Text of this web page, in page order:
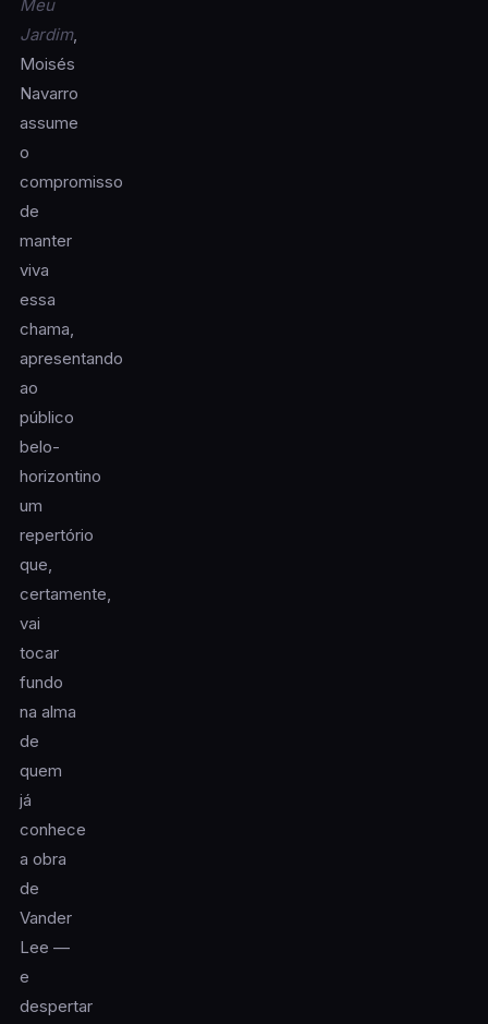
Meu
Jardim,
Moisés
Navarro
assume
o
compromisso
de
manter
viva
essa
chama,
apresentando
ao
público
belo-
horizontino
um
repertório
que,
certamente,
vai
tocar
fundo
na alma
de
quem
já
conhece
a obra
de
Vander
Lee —
e
despertar